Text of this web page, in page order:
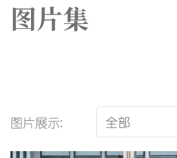
图片集
图片展示: